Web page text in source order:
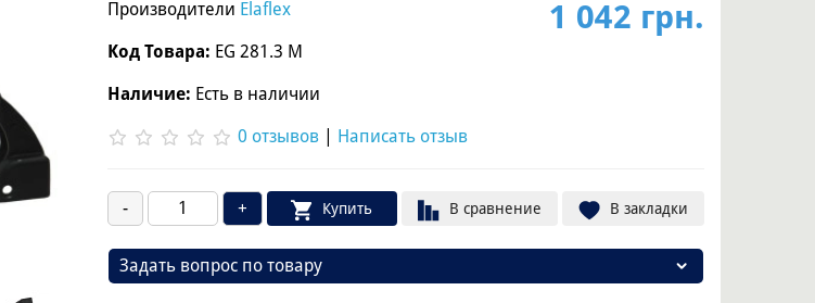
1 042 грн.
Производители Elaflex
Код Товара: EG 281.3 М
Наличие: Есть в наличии
0 отзывов| Написать отзыв
Купить В сравнение В закладки
Задать вопрос по товару